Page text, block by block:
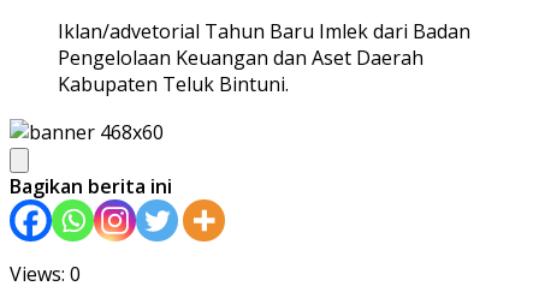
Iklan/advetorial Tahun Baru Imlek dari Badan
Pengelolaan Keuangan dan Aset Daerah
Kabupaten Teluk Bintuni.
Bagikan berita ini
Views: 0